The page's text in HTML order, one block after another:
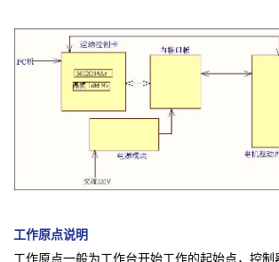
工作原点说明
工作原点一般为工作台开始工作的起始点，控